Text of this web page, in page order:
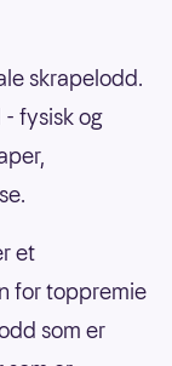
skrapelodd.
fysisk og
et
for toppremie
som er